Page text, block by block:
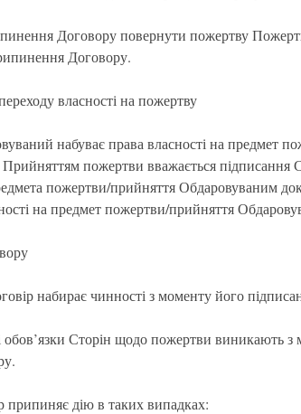
Договору повернути пожертву
Договору.
власності на пожертву
набуває права власності на предмет
пожертви вважається
пожертви/прийняття Обдаровуваним
на предмет пожертви/прийняття
набирає чинності з моменту його
обов’язки Сторін щодо пожертви виникають з
припиняє дію в таких випадках: